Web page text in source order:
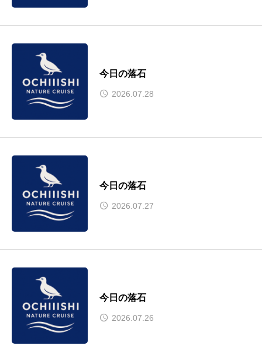
今日の落石
2026.07.28
今日の落石
2026.07.27
今日の落石
2026.07.26